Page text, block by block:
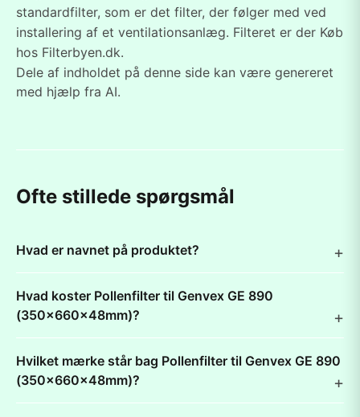
standardfilter, som er det filter, der følger med ved
installering af et ventilationsanlæg. Filteret er der Køb
hos Filterbyen.dk.
Dele af indholdet på denne side kan være genereret
med hjælp fra AI.
Ofte stillede spørgsmål
Hvad er navnet på produktet?
Hvad koster Pollenfilter til Genvex GE 890
(350x660x48mm)?
Hvilket mærke står bag Pollenfilter til Genvex GE 890
(350x660x48mm)?